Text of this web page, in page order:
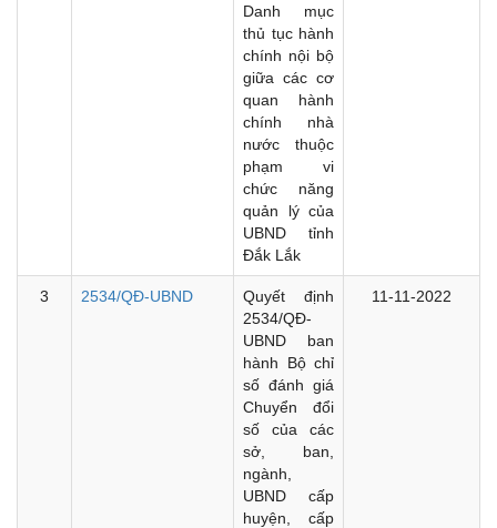
Danh mục
thủ tục hành
chính nội bộ
giữa các cơ
quan hành
chính nhà
nước thuộc
phạm vi
chức năng
quản lý của
UBND tỉnh
Đắk Lắk
3 2534/QĐ-UBND
Quyết định
2534/QĐ-
UBND ban
hành Bộ chỉ
số đánh giá
Chuyển đổi
số của các
sở, ban,
ngành,
UBND cấp
huyện, cấp
11-11-2022